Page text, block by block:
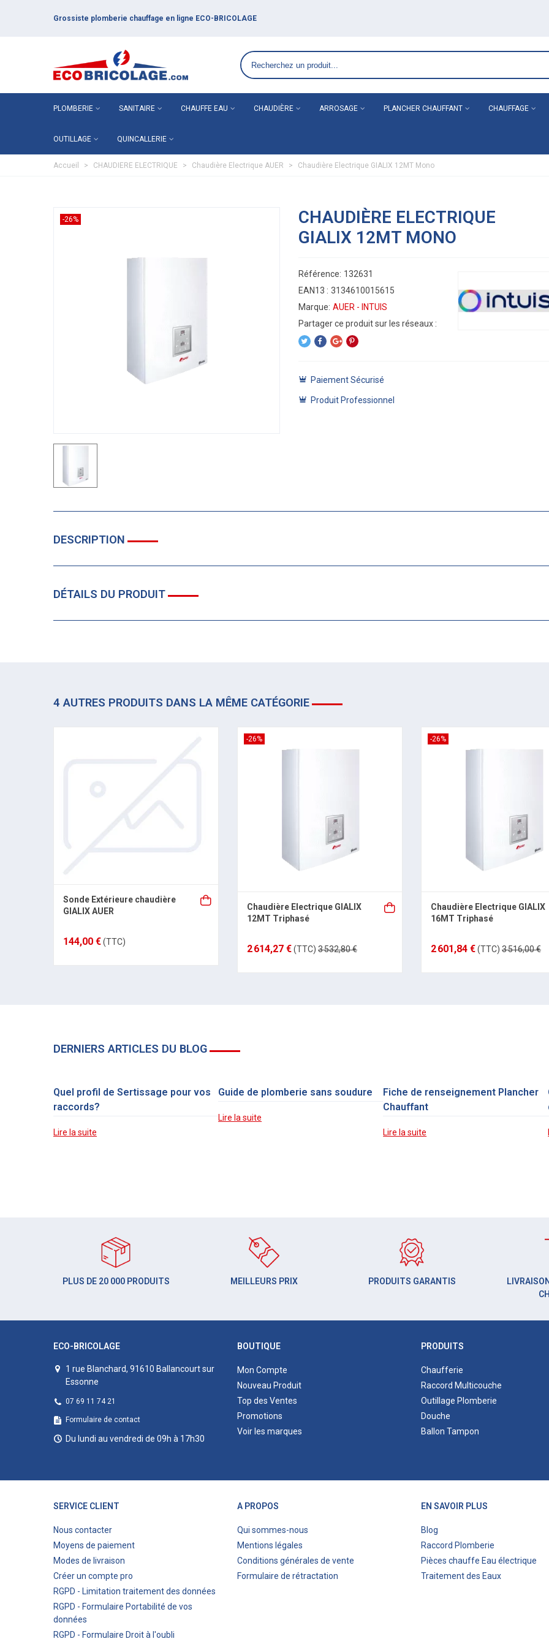
Grossiste plomberie chauffage en ligne ECO-BRICOLAGE
PLOMBERIE SANITAIRE CHAUFFE EAU CHAUDIÈRE ARROSAGE PLANCHER CHAUFFANT CHAUFFAGE
OUTILLAGE QUINCALLERIE
Accueil > CHAUDIERE ELECTRIQUE > Chaudière Electrique AUER > Chaudière Electrique GIALIX 12MT Mono
-26%
CHAUDIÈRE ELECTRIQUE
GIALIX 12MT MONO
Référence: 132631
EAN13 : 3134610015615
Marque: AUER - INTUIS
Paiement Sécurisé
Produit Professionnel
DESCRIPTION
DÉTAILS DU PRODUIT
4 AUTRES PRODUITS DANS LA MÊME CATÉGORIE
Sonde Extérieure chaudière
GIALIX AUER
144,00 €(TTC)
-26%
Chaudière Electrique GIALIX
12MT Triphasé
2 614,27 €(TTC) 3 532,80 €
-26%
Chaudière Electrique GIALIX
16MT Triphasé
2 601,84 €(TTC) 3 516,00 €
DERNIERS ARTICLES DU BLOG
Quel profil de Sertissage pour vos
raccords?
Lire la suite
Guide de plomberie sans soudure
Lire la suite
Fiche de renseignement Plancher
Chauffant
Lire la suite
PLUS DE 20 000 PRODUITS MEILLEURS PRIX PRODUITS GARANTIS
ECO-BRICOLAGE
1 rue Blanchard, 91610 Ballancourt sur
Essonne
07 69 11 74 21
Formulaire de contact
Du lundi au vendredi de 09h à 17h30
BOUTIQUE
Mon Compte
Nouveau Produit
Top des Ventes
Promotions
Voir les marques
PRODUITS
Chaufferie
Raccord Multicouche
Outillage Plomberie
Douche
Ballon Tampon
SERVICE CLIENT
Nous contacter
Moyens de paiement
Modes de livraison
Créer un compte pro
RGPD - Limitation traitement des données
RGPD - Formulaire Portabilité de vos
données
RGPD - Formulaire Droit à l'oubli
A PROPOS
Qui sommes-nous
Mentions légales
Conditions générales de vente
Formulaire de rétractation
EN SAVOIR PLUS
Blog
Raccord Plomberie
Pièces chauffe Eau électrique
Traitement des Eaux